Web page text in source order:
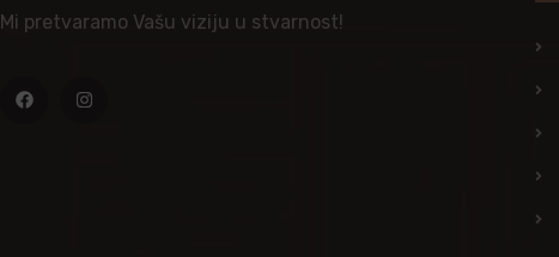
Mi pretvaramo Vašu viziju u stvarnost!